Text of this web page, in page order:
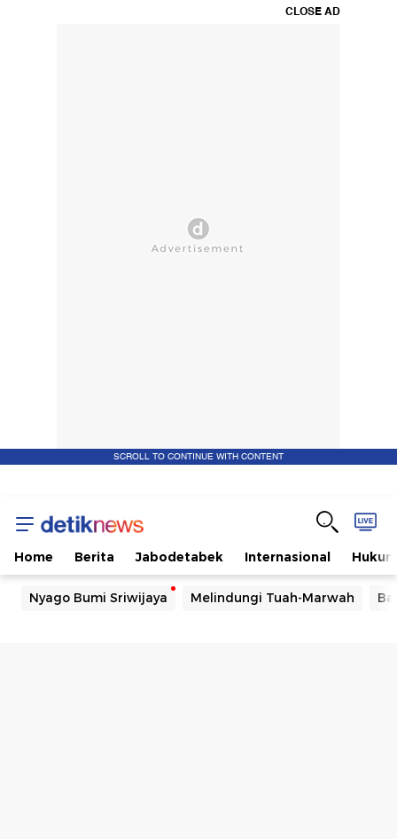
CLOSE AD
SCROLL TO CONTINUE WITH CONTENT
Home Berita Jabodetabek Internasional Hukum
Nyago Bumi Sriwijaya Melindungi Tuah-Marwah